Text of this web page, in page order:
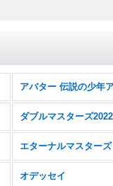
エターナルマスターズ
オデッセイ